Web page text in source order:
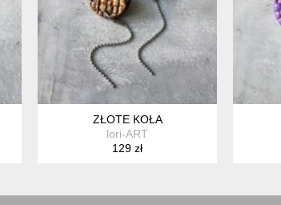
ZŁOTE KOŁA
lori-ART
129 zł